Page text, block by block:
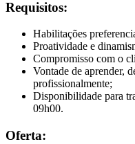
Requisitos:
Habilitações
Proatividade e
Compromisso com o
Vontade de aprender,
profissionalmente;
Disponibilidade para
09h00.
Oferta: